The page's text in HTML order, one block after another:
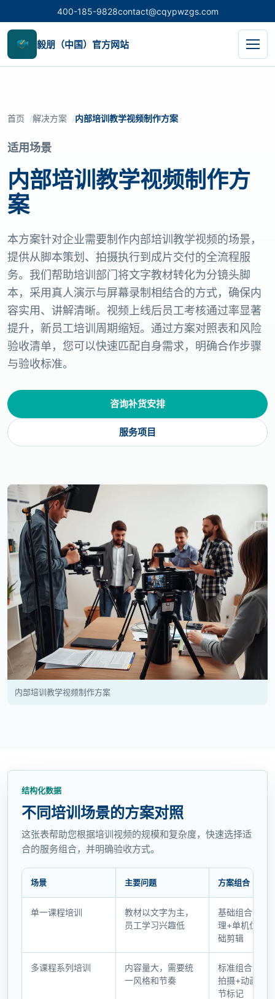
400-185-9828contact@cqypwzgs.com
毅朋（中国）官方网站
首页 解决方案 内部培训教学视频制作方案
适用场景
内部培训教学视频制作方
案
本方案针对企业需要制作内部培训教学视频的场景，
提供从脚本策划、拍摄执行到成片交付的全流程服
务。我们帮助培训部门将文字教材转化为分镜头脚
本，采用真人演示与屏幕录制相结合的方式，确保内
容实用、讲解清晰。视频上线后员工考核通过率显著
提升，新员工培训周期缩短。通过方案对照表和风险
验收清单，您可以快速匹配自身需求，明确合作步骤
与验收标准。
咨询补货安排
服务项目
内部培训教学视频制作方案
结构化数据
不同培训场景的方案对照
这张表帮助您根据培训视频的规模和复杂度，快速选择适
合的服务组合，并明确验收方式。
场景 主要问题 方案组合
单一课程培训
教材以文字为主，
员工学习兴趣低
基础组合：脚
理+单机位拍
础剪辑
多课程系列培训
内容量大，需要统
一风格和节奏
标准组合：多
拍摄+动画图
节标记